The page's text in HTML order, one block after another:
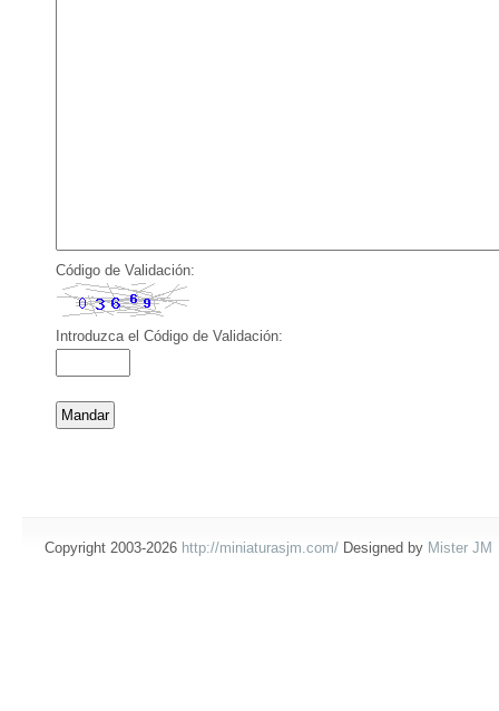
Código de Validación:
Introduzca el Código de Validación:
Copyright 2003-2026 http://miniaturasjm.com/ Designed by Mister JM